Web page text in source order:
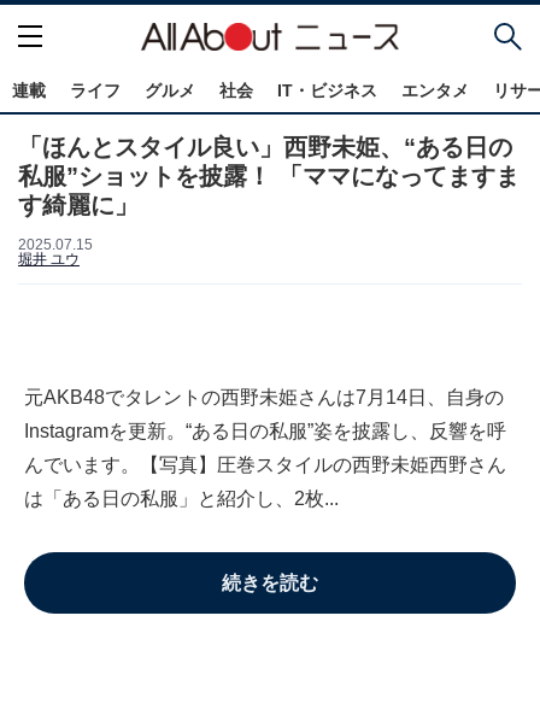
連載 ライフ グルメ 社会 IT・ビジネス エンタメ リサ
「ほんとスタイル良い」西野未姫、“ある日の
私服”ショットを披露！ 「ママになってますま
す綺麗に」
2025.07.15
堀井 ユウ
元AKB48でタレントの西野未姫さんは7月14日、自身の
Instagramを更新。“ある日の私服”姿を披露し、反響を呼
んでいます。【写真】圧巻スタイルの西野未姫西野さん
は「ある日の私服」と紹介し、2枚...
続きを読む